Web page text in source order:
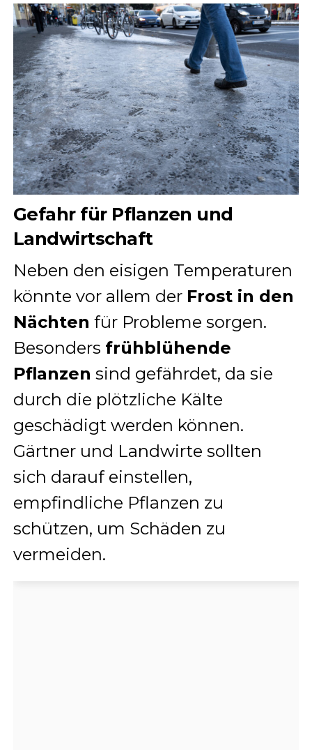
Gefahr für Pflanzen und
Landwirtschaft
Neben den eisigen Temperaturen
könnte vor allem der Frost in den
Nächten für Probleme sorgen.
Besonders frühblühende
Pflanzen sind gefährdet, da sie
durch die plötzliche Kälte
geschädigt werden können.
Gärtner und Landwirte sollten
sich darauf einstellen,
empfindliche Pflanzen zu
schützen, um Schäden zu
vermeiden.